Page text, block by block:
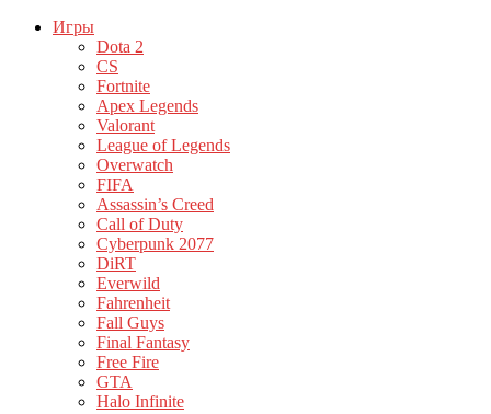
Игры
Dota 2
CS
Fortnite
Apex Legends
Valorant
League of Legends
Overwatch
FIFA
Assassin’s Creed
Call of Duty
Cyberpunk 2077
DiRT
Everwild
Fahrenheit
Fall Guys
Final Fantasy
Free Fire
GTA
Halo Infinite